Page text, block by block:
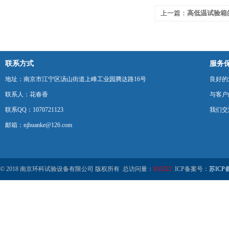
上一篇： 高低温试验箱
联系方式
地址：南京市江宁区汤山街道上峰工业园腾达路16号
联系人：花春香
联系QQ：1070721123
邮箱：njhuanke@126.com
服务
良好
与客
我们
© 2018 南京环科试验设备有限公司 版权所有 总访问量： 835222 ICP备案号： 苏ICP